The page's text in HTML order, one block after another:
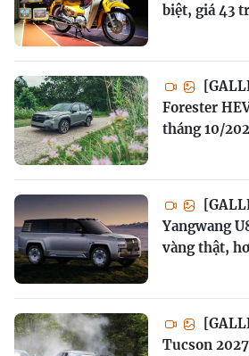
biệt, giá 43
Forester
tháng 10/
Yangwang
vàng thật,
Tucson